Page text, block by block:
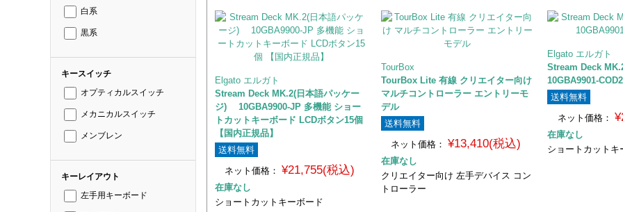
白系
黒系
キースイッチ
オプティカルスイッチ
メカニカルスイッチ
メンブレン
キーレイアウト
左手用キーボード
Elgato エルガト
Stream Deck MK.2(日本語パッケー
ジ) 10GBA9900-JP 多機能 ショー
トカットキーボード LCDボタン15個
【国内正規品】
送料無料
ネット価格：
¥21,755(税込)
在庫なし
ショートカットキーボード
TourBox
TourBox Lite 有線 クリエイター向け
マルチコントローラー エントリーモ
デル
送料無料
ネット価格：
¥13,410(税込)
在庫なし
クリエイター向け 左手デバイス コン
トローラー
Elgato エルガト
Stream Deck
10GBA9901-
送料無料
ネット価格：
在庫なし
ショートカットキ